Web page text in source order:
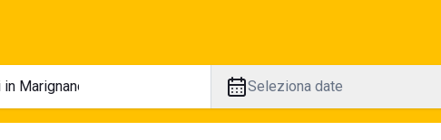
Seleziona date